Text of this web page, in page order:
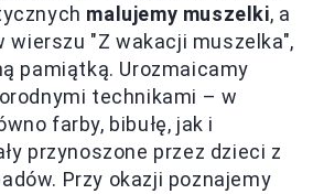
malujemy muszelki, a
wierszu "Z wakacji muszelka",
pamiątką. Urozmaicamy
technikami – w
farby, bibułę, jak i
przynoszone przez dzieci z
Przy okazji poznajemy